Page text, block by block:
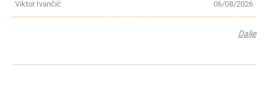
06/08/2026
Viktor Ivančić
Dalje